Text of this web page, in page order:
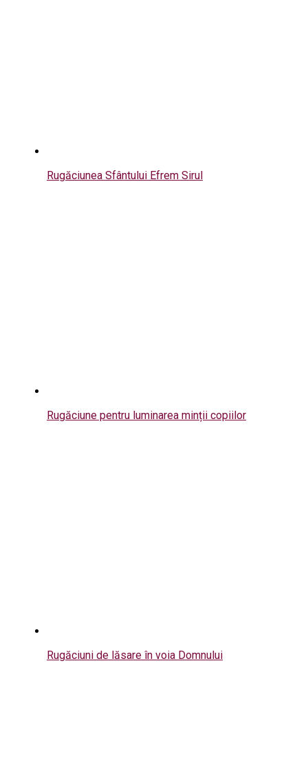
Rugăciunea Sfântului Efrem Sirul
Rugăciune pentru luminarea minții copiilor
Rugăciuni de lăsare în voia Domnului